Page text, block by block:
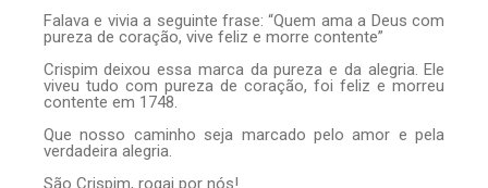
Falava e vivia a seguinte frase: “Quem ama a Deus com
pureza de coração, vive feliz e morre contente”
Crispim deixou essa marca da pureza e da alegria. Ele
viveu tudo com pureza de coração, foi feliz e morreu
contente em 1748.
Que nosso caminho seja marcado pelo amor e pela
verdadeira alegria.